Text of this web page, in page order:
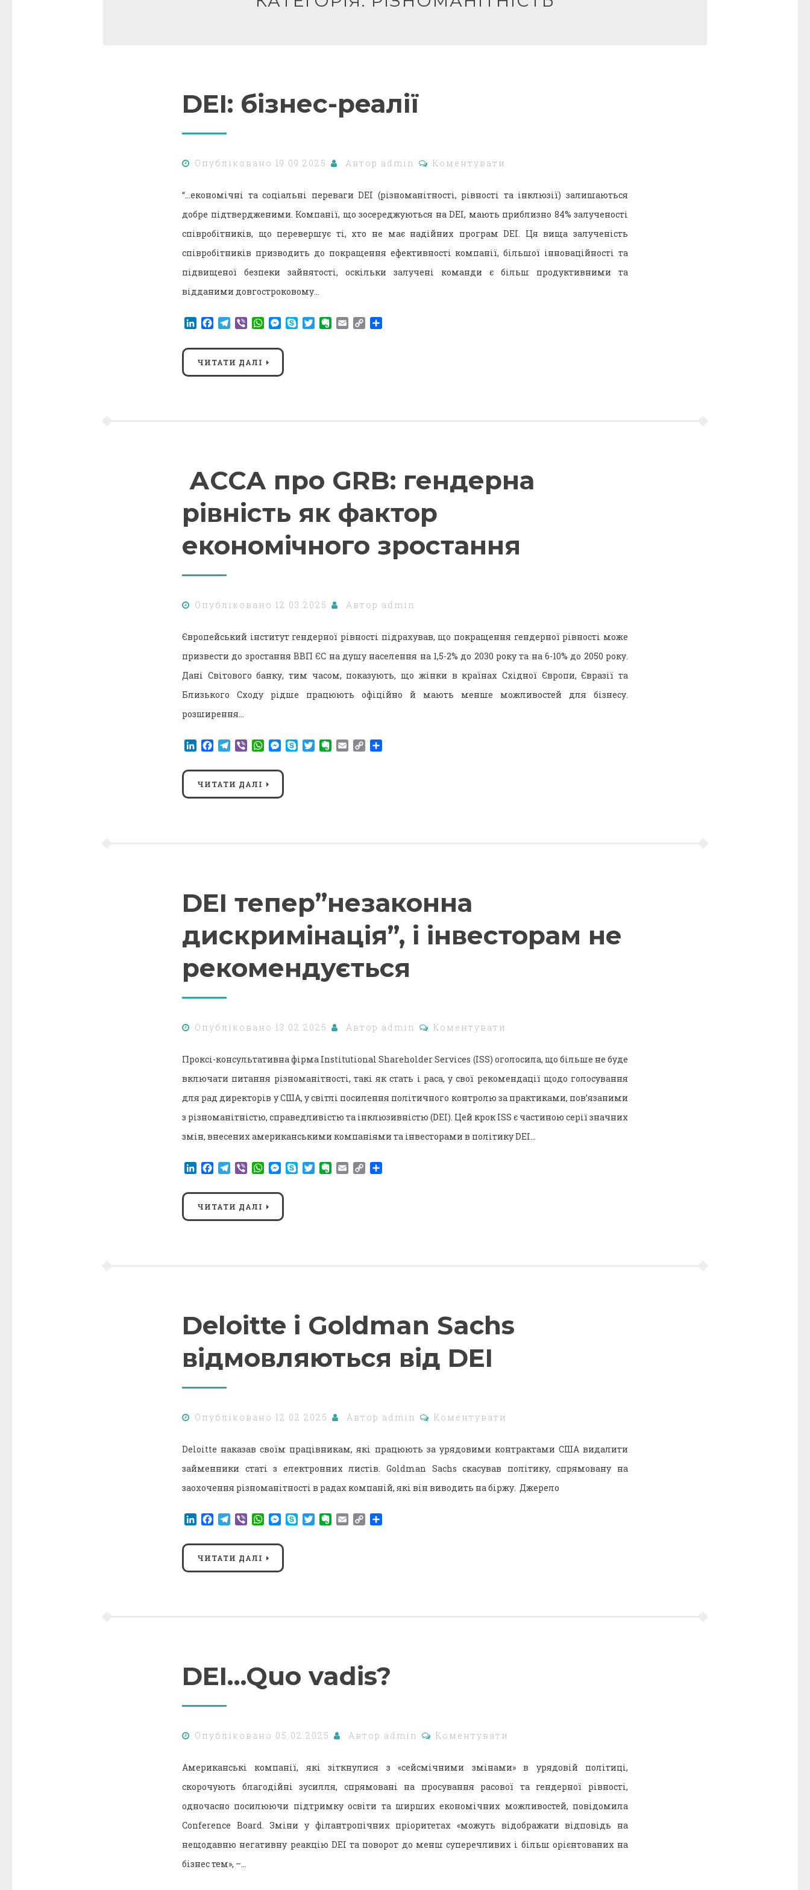
DEI: бізнес-реалії
Опубліковано 19.09.2025 Автор admin Коментувати
“…економічні та соціальні переваги DEI (різноманітності, рівності та інклюзії) залишаються
добре підтвердженими. Компанії, що зосереджуються на DEI, мають приблизно 84% залученості
співробітників, що перевершує ті, хто не має надійних програм DEI. Ця вища залученість
співробітників призводить до покращення ефективності компанії, більшої інноваційності та
підвищеної безпеки зайнятості, оскільки залучені команди є більш продуктивними та
відданими довгостроковому…
LinkedIn
Facebook
Telegram
ViberWhatsApp
Messenger
SkypeTwitterEvernote
EmailCopy
ЧИТАТИ ДАЛІ
АССА про GRB: гендерна
рівність як фактор
економічного зростання
Опубліковано 12.03.2025 Автор admin
Європейський інститут гендерної рівності підрахував, що покращення гендерної рівності може
призвести до зростання ВВП ЄС на душу населення на 1,5-2% до 2030 року та на 6-10% до 2050 року.
Дані Світового банку, тим часом, показують, що жінки в країнах Східної Європи, Євразії та
Близького Сходу рідше працюють офіційно й мають менше можливостей для бізнесу.
розширення…
LinkedIn
Facebook
Telegram
ViberWhatsApp
Messenger
SkypeTwitterEvernote
EmailCopy
ЧИТАТИ ДАЛІ
DEI тепер”незаконна
дискримінація”, і інвесторам не
рекомендується
Опубліковано 13.02.2025 Автор admin Коментувати
Проксі-консультативна фірма Institutional Shareholder Services (ISS) оголосила, що більше не буде
включати питання різноманітності, такі як стать і раса, у свої рекомендації щодо голосування
для рад директорів у США, у світлі посилення політичного контролю за практиками, пов’язаними
з різноманітністю, справедливістю та інклюзивністю (DEI). Цей крок ISS є частиною серії значних
змін, внесених американськими компаніями та інвесторами в політику DEI…
LinkedIn
Facebook
Telegram
ViberWhatsApp
Messenger
SkypeTwitterEvernote
EmailCopy
ЧИТАТИ ДАЛІ
Deloitte і Goldman Sachs
відмовляються від DEI
Опубліковано 12.02.2025 Автор admin Коментувати
Deloitte наказав своїм працівникам, які працюють за урядовими контрактами США видалити
займенники статі з електронних листів. Goldman Sachs скасував політику, спрямовану на
заохочення різноманітності в радах компаній, які він виводить на біржу. Джерело
LinkedIn
Facebook
Telegram
ViberWhatsApp
Messenger
SkypeTwitterEvernote
EmailCopy
ЧИТАТИ ДАЛІ
DEI…Quo vadis?
Опубліковано 05.02.2025 Автор admin Коментувати
Американські компанії, які зіткнулися з «сейсмічними змінами» в урядовій політиці,
скорочують благодійні зусилля, спрямовані на просування расової та гендерної рівності,
одночасно посилюючи підтримку освіти та ширших економічних можливостей, повідомила
Conference Board. Зміни у філантропічних пріоритетах «можуть відображати відповідь на
нещодавню негативну реакцію DEI та поворот до менш суперечливих і більш орієнтованих на
бізнес тем», –…